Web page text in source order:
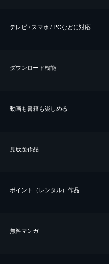
テレビ / スマホ / PCなどに対応
ダウンロード機能
動画も書籍も楽しめる
⾒放題作品
ポイント（レンタル）作品
無料マンガ